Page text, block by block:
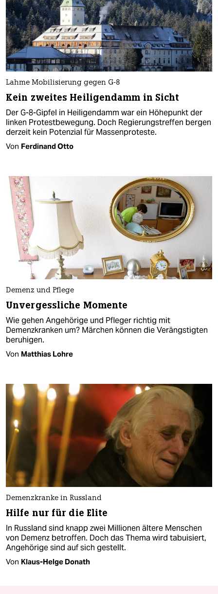
Lahme Mobilisierung gegen G-8
Kein zweites Heiligendamm in Sicht
Der G-8-Gipfel in Heiligendamm war ein Höhepunkt der
linken Protestbewegung. Doch Regierungstreffen bergen
derzeit kein Potenzial für Massenproteste.
Von Ferdinand Otto
Demenz und Pflege
Unvergessliche Momente
Wie gehen Angehörige und Pfleger richtig mit
Demenzkranken um? Märchen können die Verängstigten
beruhigen.
Von Matthias Lohre
Demenzkranke in Russland
Hilfe nur für die Elite
In Russland sind knapp zwei Millionen ältere Menschen
von Demenz betroffen. Doch das Thema wird tabuisiert,
Angehörige sind auf sich gestellt.
Von Klaus-Helge Donath